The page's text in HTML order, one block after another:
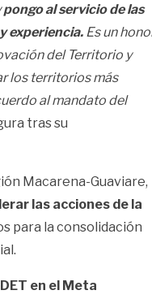
pongo al servicio de las
experiencia. Es un
del Territorio y
los territorios más
al mandato del
tras su
Macarena-Guaviare,
las acciones de la
para la consolidación
en el Meta